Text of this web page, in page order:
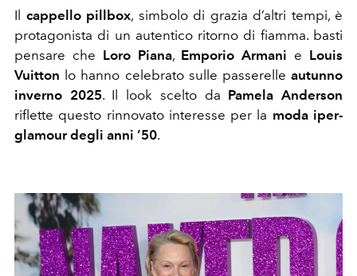
Il cappello pillbox, simbolo di grazia d’altri tempi, è
protagonista di un autentico ritorno di fiamma. basti
pensare che Loro Piana, Emporio Armani e Louis
Vuitton lo hanno celebrato sulle passerelle autunno
inverno 2025. Il look scelto da Pamela Anderson
riflette questo rinnovato interesse per la moda iper-
glamour degli anni ’50.